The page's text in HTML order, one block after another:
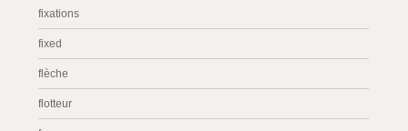
fixations
fixed
flèche
flotteur